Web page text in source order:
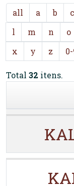
all a b c
l
m n o
x
y z
Total 32 itens.